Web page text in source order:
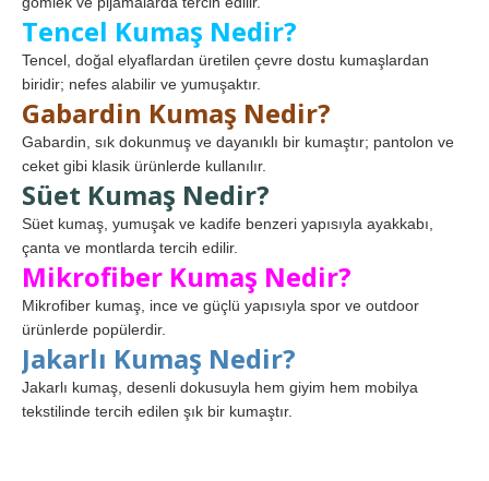
Tencel Kumaş Nedir?
Tencel, doğal elyaflardan üretilen çevre dostu kumaşlardan
biridir; nefes alabilir ve yumuşaktır.
Gabardin Kumaş Nedir?
Gabardin, sık dokunmuş ve dayanıklı bir kumaştır; pantolon ve
ceket gibi klasik ürünlerde kullanılır.
Süet Kumaş Nedir?
Süet kumaş, yumuşak ve kadife benzeri yapısıyla ayakkabı,
çanta ve montlarda tercih edilir.
Mikrofiber Kumaş Nedir?
Mikrofiber kumaş, ince ve güçlü yapısıyla spor ve outdoor
ürünlerde popülerdir.
Jakarlı Kumaş Nedir?
Jakarlı kumaş, desenli dokusuyla hem giyim hem mobilya
tekstilinde tercih edilen şık bir kumaştır.